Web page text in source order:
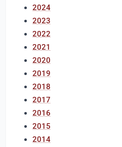
2024
2023
2022
2021
2020
2019
2018
2017
2016
2015
2014